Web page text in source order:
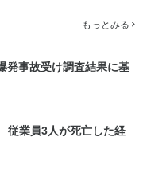
もっとみる
発事故受け調査結果に基
従業員3人が死亡した経